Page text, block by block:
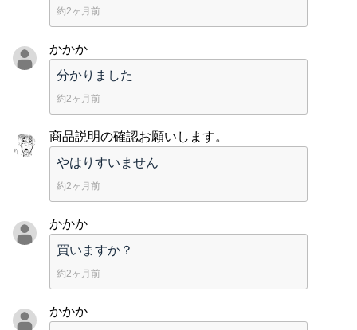
約2ヶ月前
かかか
分かりました
約2ヶ月前
商品説明の確認お願いします。
やはりすいません
約2ヶ月前
かかか
買いますか？
約2ヶ月前
かかか